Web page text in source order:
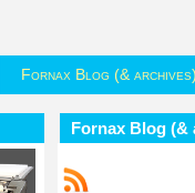
Fornax Blog (& archives)
Fornax Blog (&